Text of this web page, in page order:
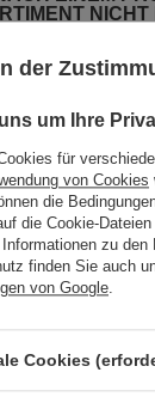
unserem Angebot
Beschreibung des
der
um Ihre
für
von Cookies
die
die Cookie-
zu den
finden Sie auch
von Google
Cookies